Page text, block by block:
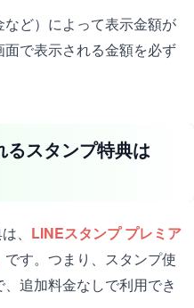
ど）によって表示金額が
で表示される金額を必ず
るスタンプ特典は
、 LINEスタンプ プレミア
です。つまり、スタンプ使
追加料金なしで利用でき